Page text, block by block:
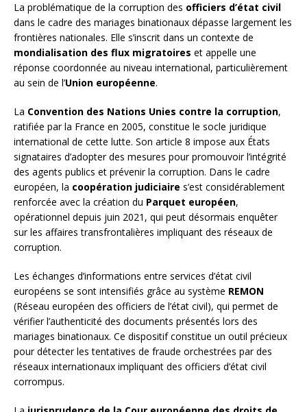
La problématique de la corruption des officiers d’état civil
dans le cadre des mariages binationaux dépasse largement les
frontières nationales. Elle s’inscrit dans un contexte de
mondialisation des flux migratoires et appelle une
réponse coordonnée au niveau international, particulièrement
au sein de l’Union européenne.
La Convention des Nations Unies contre la corruption,
ratifiée par la France en 2005, constitue le socle juridique
international de cette lutte. Son article 8 impose aux États
signataires d’adopter des mesures pour promouvoir l’intégrité
des agents publics et prévenir la corruption. Dans le cadre
européen, la coopération judiciaire s’est considérablement
renforcée avec la création du Parquet européen,
opérationnel depuis juin 2021, qui peut désormais enquêter
sur les affaires transfrontalières impliquant des réseaux de
corruption.
Les échanges d’informations entre services d’état civil
européens se sont intensifiés grâce au système REMON
(Réseau européen des officiers de l’état civil), qui permet de
vérifier l’authenticité des documents présentés lors des
mariages binationaux. Ce dispositif constitue un outil précieux
pour détecter les tentatives de fraude orchestrées par des
réseaux internationaux impliquant des officiers d’état civil
corrompus.